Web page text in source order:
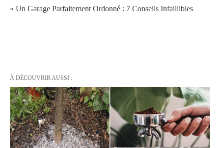
« Un Garage Parfaitement Ordonné : 7 Conseils Infaillibles
À DÉCOUVRIR AUSSI :